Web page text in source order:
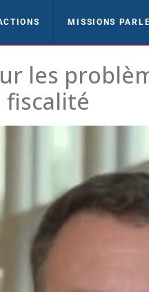
MISSIONS
les